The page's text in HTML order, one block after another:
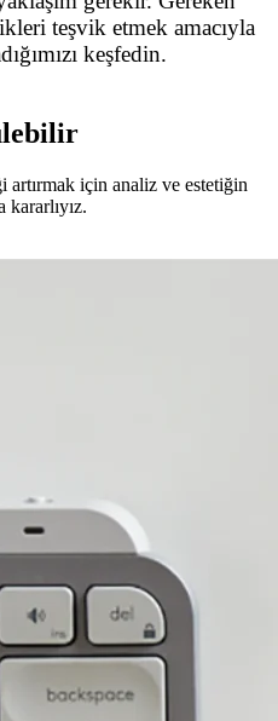
teşvik etmek amacıyla
keşfedin.
için analiz ve estetiğin
kararlıyız.